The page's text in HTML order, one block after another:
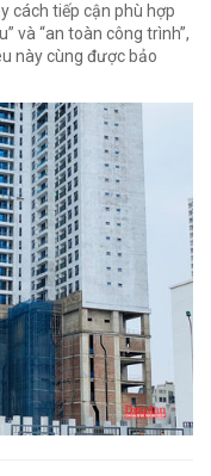
cách tiếp cận phù hợp
và “an toàn công trình”,
này cùng được bảo